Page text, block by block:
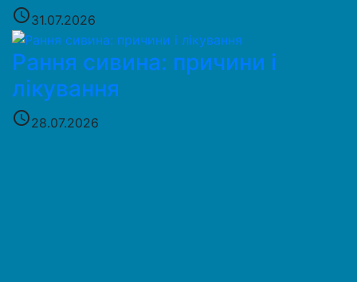
access_time31.07.2026
Рання сивина: причини і
лікування
access_time28.07.2026